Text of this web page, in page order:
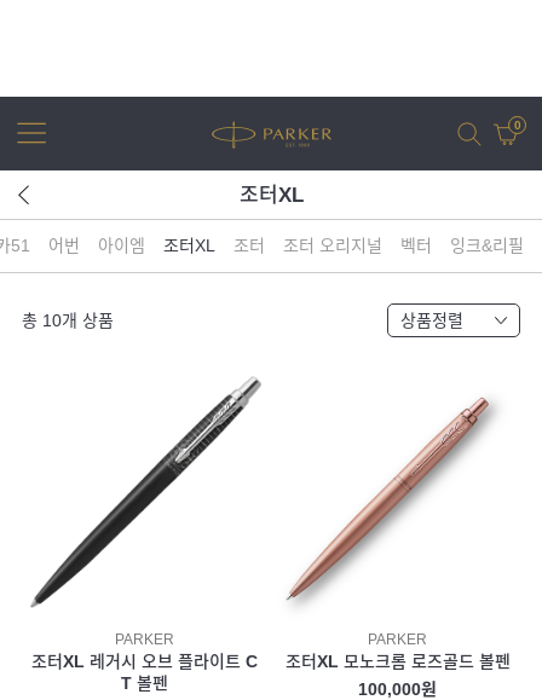
0
어번 아이엠 조터 XL 조터
조터XL
51 어번 아이엠 조터XL 조터 조터 오리지널 벡터 잉크&리필
총 10개 상품 상품정렬
PARKER
조터XL 레거시 오브 플라이트 C
T 볼펜
PARKER
조터XL 모노크롬 로즈골드 볼펜
100,000원